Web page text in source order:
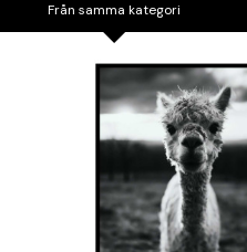
Från samma kategori